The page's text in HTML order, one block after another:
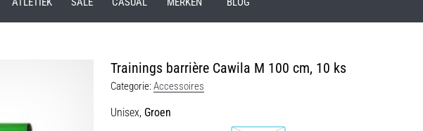
Trainings barrière Cawila M 100 cm, 10 ks
Categorie:Accessoires
Unisex, Groen